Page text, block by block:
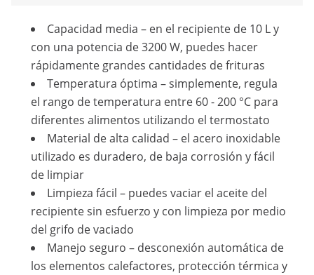
Capacidad media – en el recipiente de 10 L y
con una potencia de 3200 W, puedes hacer
rápidamente grandes cantidades de frituras
Temperatura óptima – simplemente, regula
el rango de temperatura entre 60 - 200 °C para
diferentes alimentos utilizando el termostato
Material de alta calidad – el acero inoxidable
utilizado es duradero, de baja corrosión y fácil
de limpiar
Limpieza fácil – puedes vaciar el aceite del
recipiente sin esfuerzo y con limpieza por medio
del grifo de vaciado
Manejo seguro – desconexión automática de
los elementos calefactores, protección térmica y